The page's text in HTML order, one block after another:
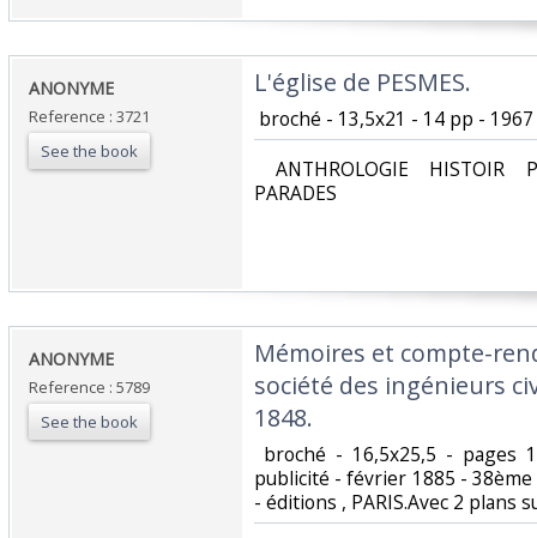
‎ANONYME‎
Reference : 3721
See the book
‎L'église de PESMES.‎
broché - 13,5x21 - 14 pp -
ANTHROLOGIE HISTOIR
PARADES‎
‎ANONYME‎
Reference : 5789
See the book
‎Mémoires et compte-
société des ingénieurs
1848.‎
broché - 16,5x25,5 - pages
publicité - février 1885 -
- éditions , PARIS.Avec 2 plans